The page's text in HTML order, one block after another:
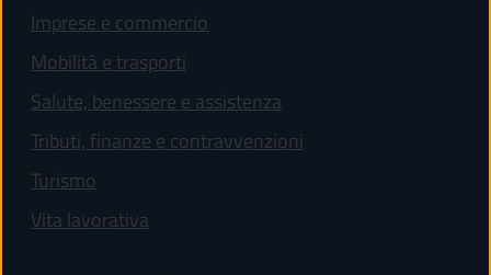
Imprese e commercio
Mobilità e trasporti
Salute, benessere e assistenza
Tributi, finanze e contravvenzioni
Turismo
Vita lavorativa